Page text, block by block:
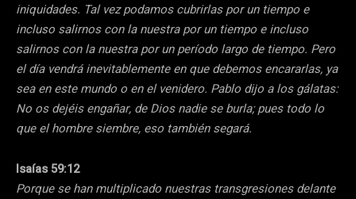
iniquidades. Tal vez podamos cubrirlas por un tiempo e
incluso salirnos con la nuestra por un tiempo e incluso
salirnos con la nuestra por un período largo de tiempo. Pero
el día vendrá inevitablemente en que debemos encararlas, ya
sea en este mundo o en el venidero. Pablo dijo a los gálatas:
No os dejéis engañar, de Dios nadie se burla; pues todo lo
que el hombre siembre, eso también segará.
Isaías 59:12
Porque se han multiplicado nuestras transgresiones delante